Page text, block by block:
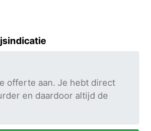
offerte aan. Je hebt direct
en daardoor altijd de